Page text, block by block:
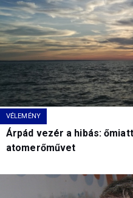
VÉLEMÉNY
Árpád vezér a hibás:
atomerőművet